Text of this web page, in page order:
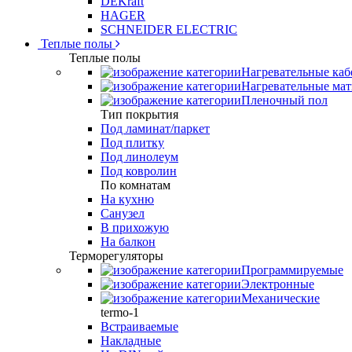
HAGER
SCHNEIDER ELECTRIC
Теплые полы
Теплые полы
Нагревательные
Нагревательные
Пленочный пол
Тип покрытия
Под ламинат/паркет
Под плитку
Под линолеум
Под ковролин
По комнатам
На кухню
Санузел
В прихожую
На балкон
Терморегуляторы
Программируемые
Электронные
Механические
termo-1
Встраиваемые
Накладные